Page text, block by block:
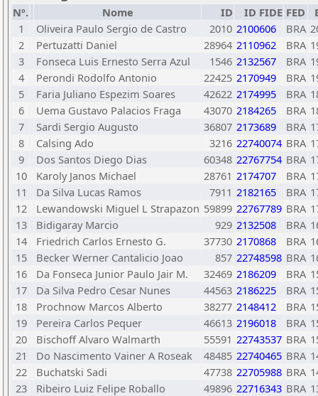
Nº. Nome ID ID FIDE FED
1
Oliveira Paulo Sergio de Castro 2010 2100606 BRA
2
Pertuzatti Daniel 28964 2110962 BRA
3
Fonseca Luis Ernesto Serra Azul 1546 2132567 BRA
4
Perondi Rodolfo Antonio 22425 2170949 BRA
5
Faria Juliano Espezim Soares 42622 2174995 BRA
6
Uema Gustavo Palacios Fraga 43070 2184265 BRA
7
Sardi Sergio Augusto 36807 2173689 BRA
8
Calsing Ado 3216 22740074 BRA
9
Dos Santos Diego Dias 60348 22767754 BRA
10
Karoly Janos Michael 28761 2174707 BRA
11
Da Silva Lucas Ramos 7911 2182165 BRA
12
Lewandowski Miguel L Strapazon 59899 22767789 BRA
13
Bidigaray Marcio 929 2132508 BRA
14
Friedrich Carlos Ernesto G. 37730 2170868 BRA
15
Becker Werner Cantalicio Joao 857 22748598 BRA
16
Da Fonseca Junior Paulo Jair M. 32469 2186209 BRA
17
Da Silva Pedro Cesar Nunes 44563 2186225 BRA
18
Prochnow Marcos Alberto 38277 2148412 BRA
19
Pereira Carlos Pequer 46613 2196018 BRA
20
Bischoff Alvaro Walmarth 55591 22743537 BRA
21
Do Nascimento Vainer A Roseak 48485 22740465 BRA
22
Buchatski Sadi 47738 22705988 BRA
23
Ribeiro Luiz Felipe Roballo 49896 22716343 BRA